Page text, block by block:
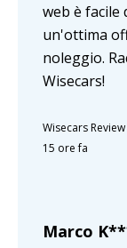
web è facile
un'ottima
noleggio.
Wisecars!
Wisecars Review
15 ore fa
Marco